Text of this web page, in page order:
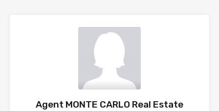
Agent MONTE CARLO Real Estate